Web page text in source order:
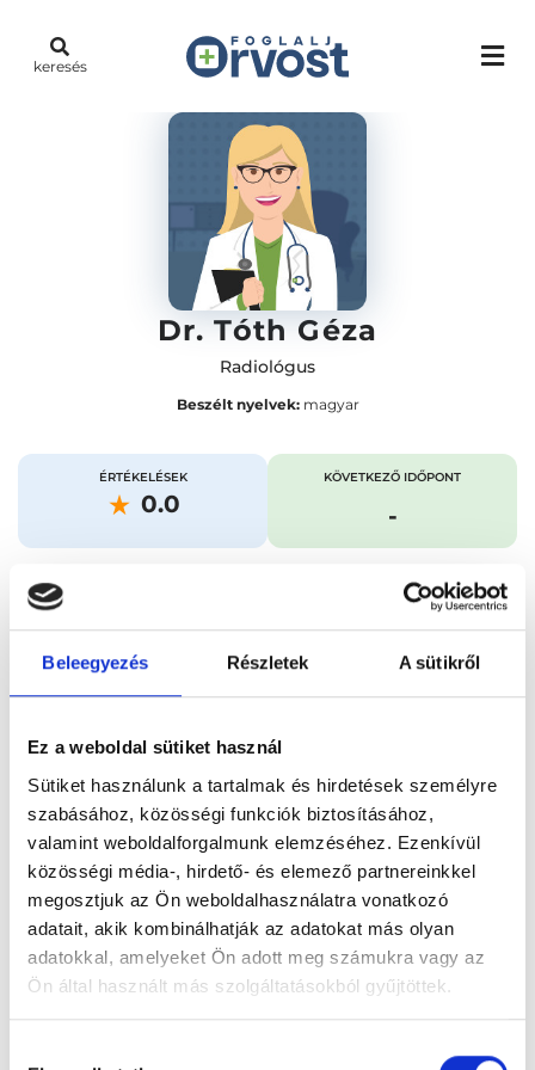
Beleegyezés Részletek A sütikről
Ez a weboldal sütiket használ
Sütiket használunk a tartalmak és hirdetések személyre
szabásához, közösségi funkciók biztosításához,
valamint weboldalforgalmunk elemzéséhez. Ezenkívül
közösségi média-, hirdető- és elemező partnereinkkel
megosztjuk az Ön weboldalhasználatra vonatkozó
adatait, akik kombinálhatják az adatokat más olyan
adatokkal, amelyeket Ön adott meg számukra vagy az
Ön által használt más szolgáltatásokból gyűjtöttek.
keresés
Dr. Tóth Géza
Radiológus
Beszélt nyelvek:magyar
ÉRTÉKELÉSEK
0.0
KÖVETKEZŐ IDŐPONT
-
Időpontfoglalás Vélemények
Foglalj időpontot
Főoldal Orvosok Radiológus
Radiológus, Budapest, V. kerület Dr. Tóth Géza